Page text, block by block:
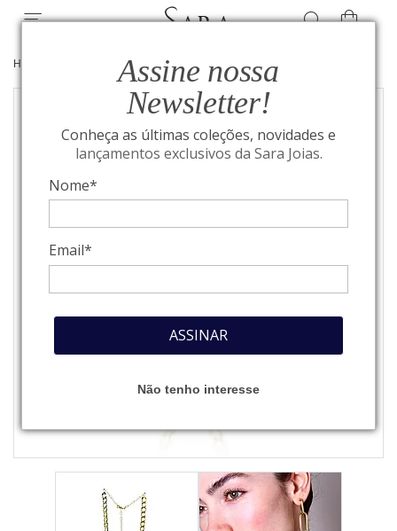
Assine nossa
Newsletter!
Conheça as últimas coleções, novidades e
lançamentos exclusivos da Sara Joias.
Nome*
Email*
ASSINAR
Não tenho interesse
HOME / JOIAS